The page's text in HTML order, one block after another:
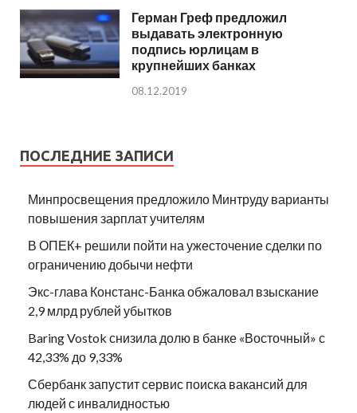
Герман Греф предложил
выдавать электронную
подпись юрлицам в
крупнейших банках
08.12.2019
ПОСЛЕДНИЕ ЗАПИСИ
Минпросвещения предложило Минтруду варианты
повышения зарплат учителям
В ОПЕК+ решили пойти на ужесточение сделки по
ограничению добычи нефти
Экс-глава Констанс-Банка обжаловал взыскание
2,9 млрд рублей убытков
Baring Vostok снизила долю в банке «Восточный» с
42,33% до 9,33%
Сбербанк запустит сервис поиска вакансий для
людей с инвалидностью